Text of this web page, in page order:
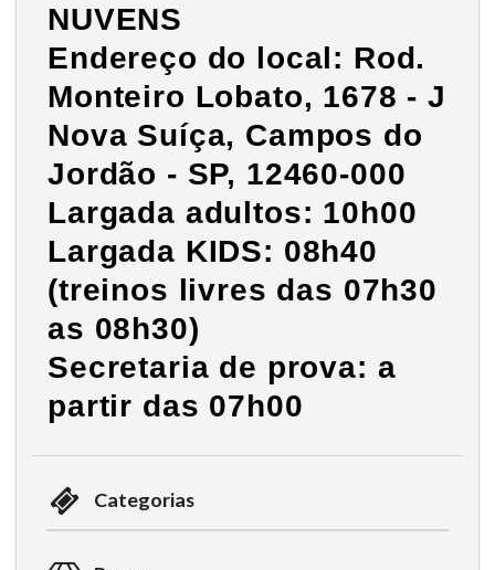
NUVENS
Endereço do local: Rod.
Monteiro Lobato, 1678 - J
Nova Suíça, Campos do
Jordão - SP, 12460-000
Largada adultos: 10h00
Largada KIDS: 08h40
(treinos livres das 07h30
as 08h30)
Secretaria de prova: a
partir das 07h00
Categorias